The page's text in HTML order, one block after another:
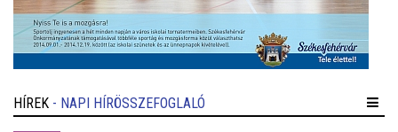
HÍREK - NAPI HÍRÖSSZEFOGLALÓ